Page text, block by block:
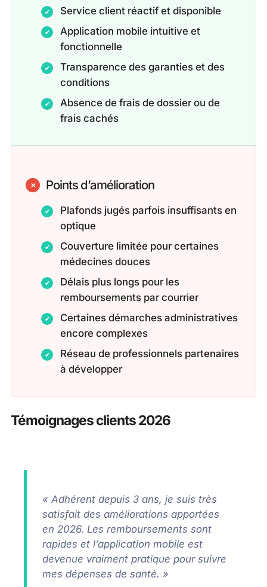
Service client réactif et disponible
Application mobile intuitive et
fonctionnelle
Transparence des garanties et des
conditions
Absence de frais de dossier ou de
frais cachés
Points d’amélioration
Plafonds jugés parfois insuffisants en
optique
Couverture limitée pour certaines
médecines douces
Délais plus longs pour les
remboursements par courrier
Certaines démarches administratives
encore complexes
Réseau de professionnels partenaires
à développer
Témoignages clients 2026
« Adhérent depuis 3 ans, je suis très
satisfait des améliorations apportées
en 2026. Les remboursements sont
rapides et l’application mobile est
devenue vraiment pratique pour suivre
mes dépenses de santé. »